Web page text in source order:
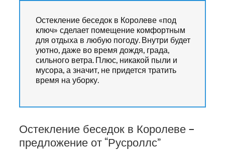
Остекление беседок в Королеве «под
ключ» сделает помещение комфортным
для отдыха в любую погоду. Внутри будет
уютно, даже во время дождя, града,
сильного ветра. Плюс, никакой пыли и
мусора, а значит, не придется тратить
время на уборку.
Остекление беседок в Королеве –
предложение от “Русроллс”